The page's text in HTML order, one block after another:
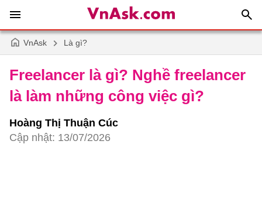
VnAsk Là gì?
Freelancer là gì? Nghề freelancer
là làm những công việc gì?
Hoàng Thị Thuận Cúc
Cập nhật: 13/07/2026